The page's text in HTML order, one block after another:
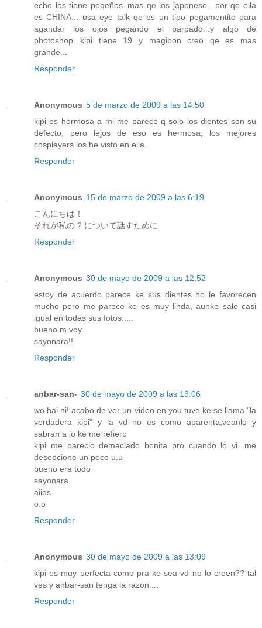
echo los tiene peqeños..mas qe los japonese.. por qe ella
es CHINA... usa eye talk qe es un tipo pegamentito para
agandar los ojos pegando el parpado...y algo de
photoshop...kipi tiene 19 y magibon creo qe es mas
grande...
Responder
Anonymous 5 de marzo de 2009 a las 14:50
kipi es hermosa a mi me parece q solo los dientes son su
defecto, pero lejos de eso es hermosa, los mejores
cosplayers los he visto en ella.
Responder
Anonymous 15 de marzo de 2009 a las 6:19
こんにちは！
それが私の ? について話すために
Responder
Anonymous 30 de mayo de 2009 a las 12:52
estoy de acuerdo parece ke sus dientes no le favorecen
mucho pero me parece ke es muy linda, aunke sale casi
igual en todas sus fotos.....
bueno m voy
sayonara!!
Responder
anbar-san- 30 de mayo de 2009 a las 13:06
wo hai ni! acabo de ver un video en you tuve ke se llama "la
verdadera kipi" y la vd no es como aparenta,veanlo y
sabran a lo ke me refiero
kipi me parecio demaciado bonita pro cuando lo vi...me
desepcione un poco u.u
bueno era todo
sayonara
aiios
o.o
Responder
Anonymous 30 de mayo de 2009 a las 13:09
kipi es muy perfecta como pra ke sea vd no lo creen?? tal
ves y anbar-san tenga la razon....
Responder